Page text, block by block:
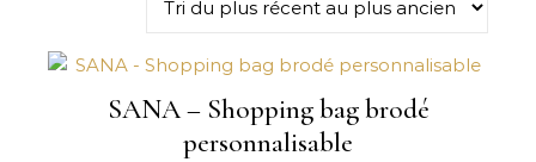
SANA – Shopping bag brodé
personnalisable